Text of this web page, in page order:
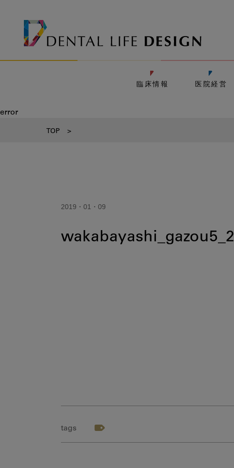
臨床情報 医院経営
error
TOP >
2019・01・09
wakabayashi_gazou5_2
tags